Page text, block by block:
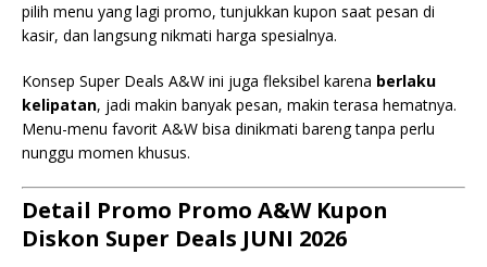
pilih menu yang lagi promo, tunjukkan kupon saat pesan di
kasir, dan langsung nikmati harga spesialnya.
Konsep Super Deals A&W ini juga fleksibel karena berlaku
kelipatan, jadi makin banyak pesan, makin terasa hematnya.
Menu-menu favorit A&W bisa dinikmati bareng tanpa perlu
nunggu momen khusus.
Detail Promo Promo A&W Kupon
Diskon Super Deals JUNI 2026